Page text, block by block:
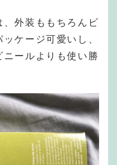
、外装ももちろんビ
ケージ可愛いし、
ールよりも使い勝